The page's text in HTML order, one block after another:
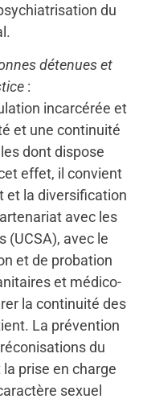
du
détenues et
:
incarcérée et
et une continuité
dont dispose
effet, il convient
et la diversification
avec les
(UCSA), avec le
et de probation
et médico-
la continuité des
La prévention
du
prise en charge
sexuel